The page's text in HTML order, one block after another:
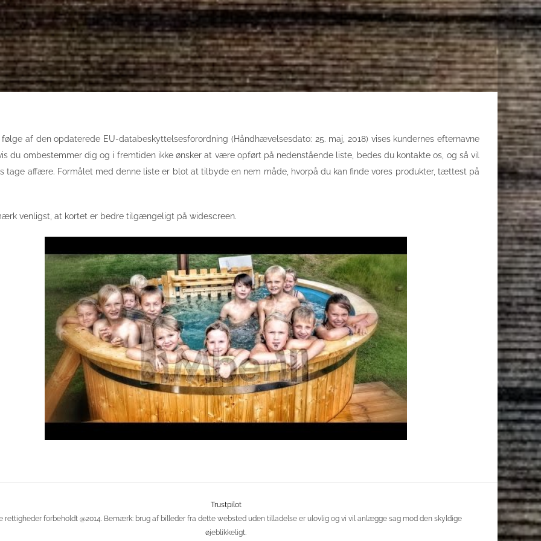
følge af den opdaterede EU-databeskyttelsesforordning (Håndhævelsesdato: 25. maj, 2018) vises kundernes efternavne
du ombestemmer dig og i fremtiden ikke ønsker at være opført på nedenstående liste, bedes du kontakte os, og så vil
tage affære. Formålet med denne liste er blot at tilbyde en nem måde, hvorpå du kan finde vores produkter, tættest på
venligst, at kortet er bedre tilgængeligt på widescreen.
Trustpilot
rettigheder forbeholdt @2014. Bemærk: brug af billeder fra dette websted uden tilladelse er ulovlig og vi vil anlægge sag mod den skyldige
øjeblikkeligt.